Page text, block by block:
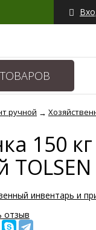
ручной →
150
TOLSEN
инвентарь и
отзыв